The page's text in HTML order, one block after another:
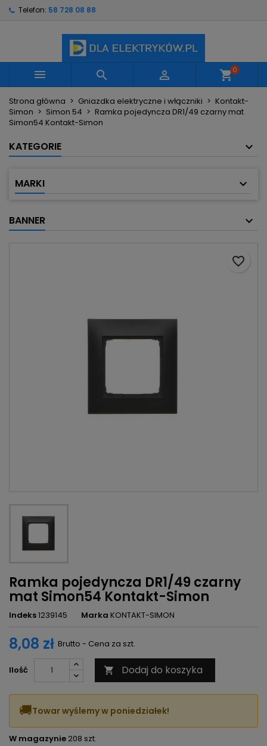
Telefon: 58 728 08 88
   shopping_cart0
Strona główna Gniazdka elektryczne i włączniki
Kontakt-
Simon
Simon 54
Ramka pojedyncza DR1/49 czarny mat
Simon54 Kontakt-Simon
KATEGORIE
MARKI
BANNER
Ramka pojedyncza DR1/49 czarny
mat Simon54 Kontakt-Simon
Indeks1239145 Marka KONTAKT-SIMON
8,08 zł Brutto - Cena za szt.
Ilość  Dodaj do koszyka
favorite_border
🚚Towar wyślemy w poniedziałek!
W magazynie 208 szt.
Utwórz nową listę
Nazwa listy życzeń
Anuluj Utwórz listę życzeń
Musisz być zalogowany by zapisać produkty na
swojej liście życzeń.
Anuluj Zaloguj się